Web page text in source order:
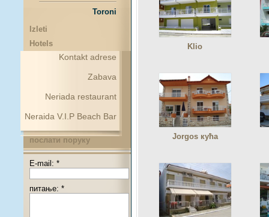
Toroni
Izleti
Hotels
Kontakt adrese
Zabava
Neriada restaurant
Neraida V.I.P Beach Bar
послати поруку
E-mail: *
питање: *
Klio
Jorgos кућа